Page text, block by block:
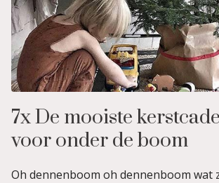
7x De mooiste
voor onder de boom
Oh dennenboom oh dennenboom wat